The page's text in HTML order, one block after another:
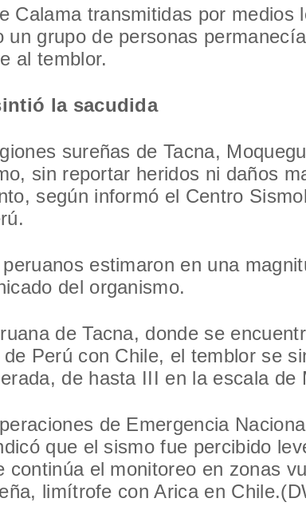
Calama transmitidas por medios
un grupo de personas
al temblor.
la sacudida
sureñas de Tacna,
sin reportar heridos ni daños
según informó el Centro
estimaron en una
del organismo.
de Tacna, donde se
Perú con Chile, el temblor se
de hasta III en la escala de
de Emergencia
que el sismo fue percibido
continúa el monitoreo en zonas
limítrofe con Arica en